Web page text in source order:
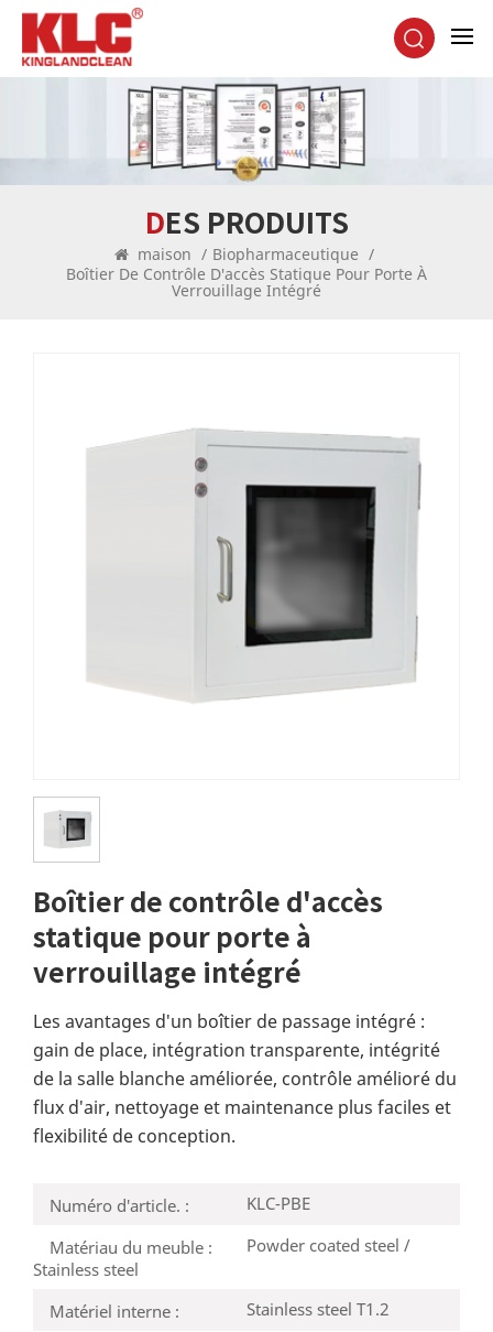
DES PRODUITS
maison / Biopharmaceutique /
Boîtier De Contrôle D'accès Statique Pour Porte À
Verrouillage Intégré
Boîtier de contrôle d'accès
statique pour porte à
verrouillage intégré
Les avantages d'un boîtier de passage intégré :
gain de place, intégration transparente, intégrité
de la salle blanche améliorée, contrôle amélioré du
flux d'air, nettoyage et maintenance plus faciles et
flexibilité de conception.
Numéro d'article. :
KLC-PBE
Matériau du meuble :
Powder coated steel /
Stainless steel
Matériel interne :
Stainless steel T1.2